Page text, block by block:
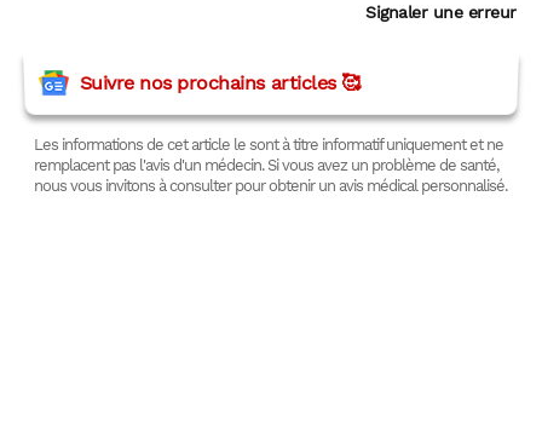
Signaler une erreur
Suivre nos prochains articles 🥰
Les informations de cet article le sont à titre informatif uniquement et ne
remplacent pas l'avis d'un médecin. Si vous avez un problème de santé,
nous vous invitons à consulter pour obtenir un avis médical personnalisé.